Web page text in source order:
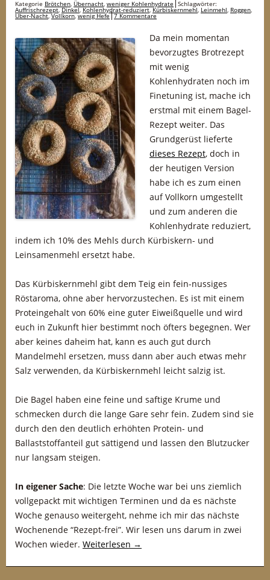
Kategorie Brötchen, Übernacht, weniger Kohlenhydrate Schlagwörter:
Auffrischrezept,Dinkel,Kohlenhydrat-reduziert,Kürbiskernmehl, Leinmehl, Roggen,
Über-Nacht,Vollkorn,wenig Hefe 7 Kommentare
Da mein momentan
bevorzugtes Brotrezept
mit wenig
Kohlenhydraten noch im
Finetuning ist, mache ich
erstmal mit einem Bagel-
Rezept weiter. Das
Grundgerüst lieferte
dieses Rezept, doch in
der heutigen Version
habe ich es zum einen
auf Vollkorn umgestellt
und zum anderen die
Kohlenhydrate reduziert,
indem ich 10% des Mehls durch Kürbiskern- und
Leinsamenmehl ersetzt habe.
Das Kürbiskernmehl gibt dem Teig ein fein-nussiges
Röstaroma, ohne aber hervorzustechen. Es ist mit einem
Proteingehalt von 60% eine guter Eiweißquelle und wird
euch in Zukunft hier bestimmt noch öfters begegnen. Wer
aber keines daheim hat, kann es auch gut durch
Mandelmehl ersetzen, muss dann aber auch etwas mehr
Salz verwenden, da Kürbiskernmehl leicht salzig ist.
Die Bagel haben eine feine und saftige Krume und
schmecken durch die lange Gare sehr fein. Zudem sind sie
durch den den deutlich erhöhten Protein- und
Ballaststoffanteil gut sättigend und lassen den Blutzucker
nur langsam steigen.
In eigener Sache: Die letzte Woche war bei uns ziemlich
vollgepackt mit wichtigen Terminen und da es nächste
Woche genauso weitergeht, nehme ich mir das nächste
Wochenende “Rezept-frei”. Wir lesen uns darum in zwei
Wochen wieder. Weiterlesen →